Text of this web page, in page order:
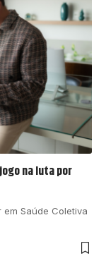
na luta por
em Saúde Coletiva